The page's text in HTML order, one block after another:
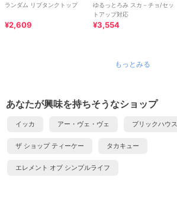
ランダム リブタンクトップ
¥2,609
ゆるっとろみ スカ－チョ/セッ
トアップ対応
¥3,554
もっとみる
あなたが興味を持ちそうなショップ
イッカ アー・ヴェ・ヴェ ブリックハウス
ザ ショップ ティーケー タカキュー
エレメント オブ シンプルライフ